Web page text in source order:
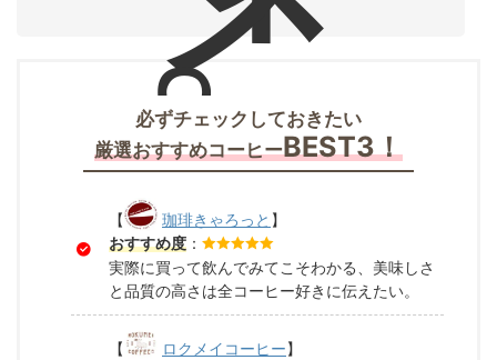
必ずチェックしておきたい
厳選おすすめコーヒーBEST3！
【 珈琲きゃろっと 】
おすすめ度 ：
実際に買って飲んでみてこそわかる、美味しさ
と品質の高さは全コーヒー好きに伝えたい。
【 ロクメイコーヒー】